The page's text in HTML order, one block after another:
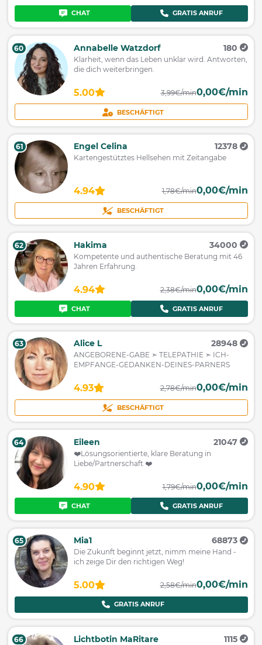
CHAT GRATIS ANRUF
60 Annabelle Watzdorf 180
Klarheit, wenn das Leben unklar wird. Antworten,
die dich weiterbringen.
5.00 3,99€/min0,00€/min
BESCHÄFTIGT
61 Engel Celina 12378
Kartengestütztes Hellsehen mit Zeitangabe
4.94 1,78€/min0,00€/min
BESCHÄFTIGT
62 Hakima 34000
Kompetente und authentische Beratung mit 46
Jahren Erfahrung.
4.94 2,38€/min0,00€/min
CHAT GRATIS ANRUF
63 Alice L 28948
ANGEBORENE-GABE ➣ TELEPATHIE ➣ ICH-
EMPFANGE-GEDANKEN-DEINES-PARNERS
4.93 2,78€/min0,00€/min
BESCHÄFTIGT
64 Eileen 21047
❤️Lösungsorientierte, klare Beratung in
Liebe/Partnerschaft ❤️
4.90 1,79€/min0,00€/min
CHAT GRATIS ANRUF
65 Mia1 68873
Die Zukunft beginnt jetzt, nimm meine Hand -
ich zeige Dir den richtigen Weg!
5.00 2,58€/min0,00€/min
GRATIS ANRUF
66 Lichtbotin MaRitare 1115